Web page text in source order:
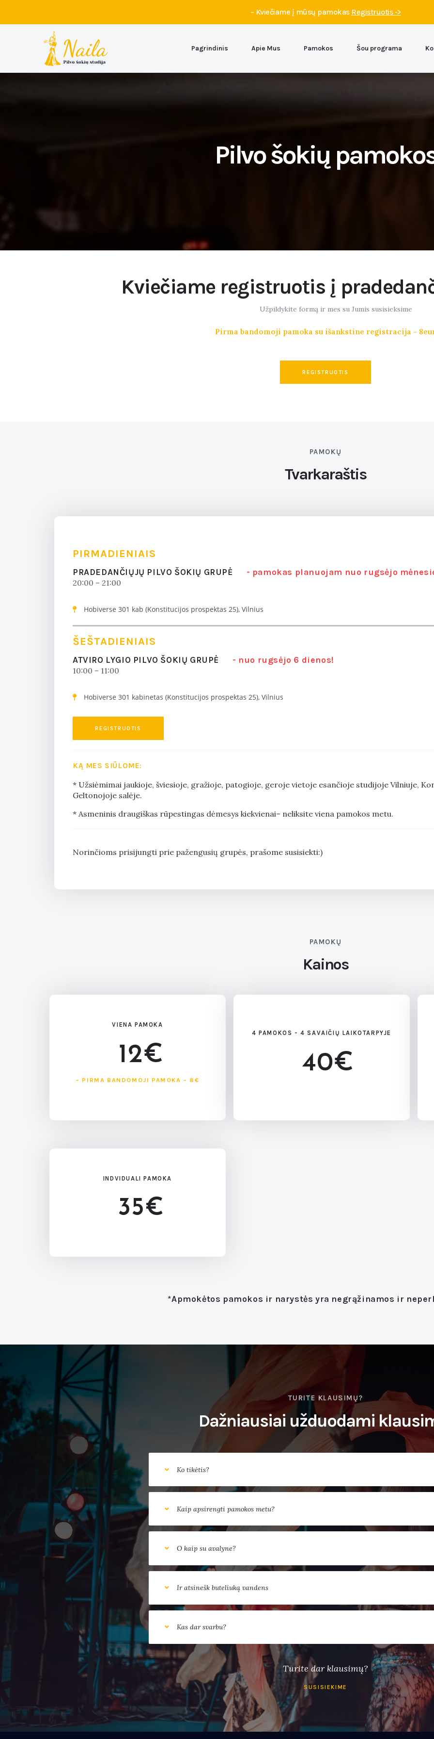
– Kviečiame į mūsų pamokas Registruotis ->
Pagrindinis Apie Mus Pamokos Šou programa
Pilvo šokių
Kviečiame registruotis į
Užpildykite formą ir mes su Jumis susisieksime
Pirma bandomoji pamoka su išankstine registracija -
REGISTRUOTIS
PAMOKŲ
Tvarkaraštis
PIRMADIENIAIS
PRADEDANČIŲJŲ PILVO ŠOKIŲ GRUPĖ - pamokas planuojam nuo rugsėjo
20:00 – 21:00
Hobiverse 301 kab (Konstitucijos prospektas 25), Vilnius
ŠEŠTADIENIAIS
ATVIRO LYGIO PILVO ŠOKIŲ GRUPĖ - nuo rugsėjo 6 dienos!
10:00 – 11:00
Hobiverse 301 kabinetas (Konstitucijos prospektas 25), Vilnius
REGISTRUOTIS
KĄ MES SIŪLOME:
* Užsiėmimai jaukioje, šviesioje, gražioje, patogioje, geroje vietoje esančioje studijoje Vilniuje,
Geltonojoje salėje.
* Asmeninis draugiškas rūpestingas dėmesys kiekvienai– neliksite viena pamokos metu.
Norinčioms prisijungti prie pažengusių grupės, prašome susisiekti:)
PAMOKŲ
Kainos
VIENA PAMOKA
12€
– PIRMA BANDOMOJI PAMOKA – 8€
4 PAMOKOS - 4 SAVAIČIŲ LAIKOTARPYJE
40€
INDVIDUALI PAMOKA
35€
*Apmokėtos pamokos ir narystės yra negrąžinamos ir
TURITE KLAUSIMŲ?
Dažniausiai užduodami
Ko tikėtis?
Kaip apsirengti pamokos metu?
O kaip su avalyne?
Ir atsinešk buteliuką vandens
Kas dar svarbu?
Turite dar klausimų?
SUSISIEKIME